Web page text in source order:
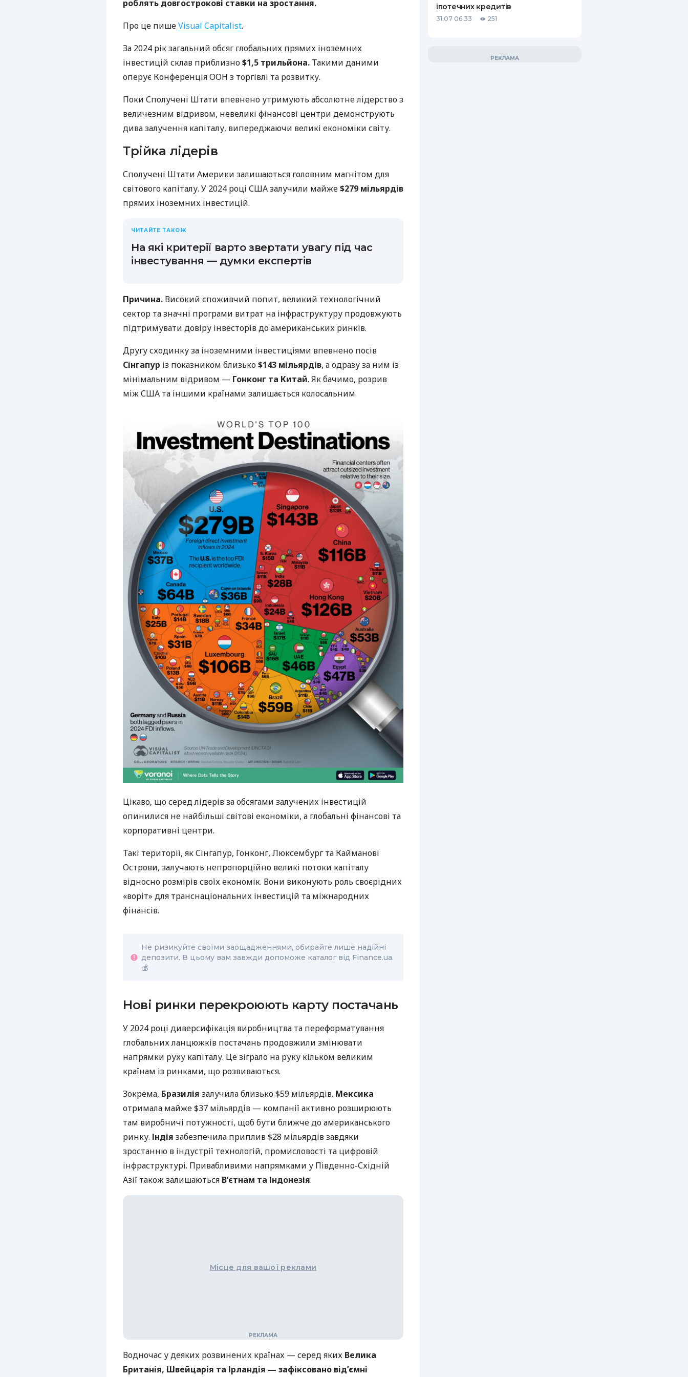
роблять довгострокові ставки на зростання.
Про це пишеVisual Capitalist.
За 2024 рік загальний обсяг глобальних прямих іноземних
інвестицій склав приблизно$1,5 трильйона. Такими даними
оперує Конференція ООН з торгівлі та розвитку.
Поки Сполучені Штати впевнено утримують абсолютне лідерство з
величезним відривом, невеликі фінансові центри демонструють
дива залучення капіталу, випереджаючи великі економіки світу.
Трійка лідерів
Сполучені Штати Америки залишаються головним магнітом для
світового капіталу. У 2024 році США залучили майже$279 мільярдів
прямих іноземних інвестицій.
ЧИТАЙТЕ ТАКОЖ
На які критерії варто звертати увагу під час
інвестування — думки експертів
Причина. Високий споживчий попит, великий технологічний
сектор та значні програми витрат на інфраструктуру продовжують
підтримувати довіру інвесторів до американських ринків.
Другу сходинку за іноземними інвестиціями впевнено посів
Сінгапур із показником близько$143 мільярдів, а одразу за ним із
мінімальним відривом — Гонконг та Китай. Як бачимо, розрив
між США та іншими країнами залишається колосальним.
Цікаво, що серед лідерів за обсягами залучених інвестицій
опинилися не найбільші світові економіки, а глобальні фінансові та
корпоративні центри.
Такі території, як Сінгапур, Гонконг, Люксембург та Кайманові
Острови, залучають непропорційно великі потоки капіталу
відносно розмірів своїх економік. Вони виконують роль своєрідних
«воріт» для транснаціональних інвестицій та міжнародних
фінансів.
Не ризикуйте своїми заощадженнями, обирайте лише надійні
депозити. В цьому вам завжди допоможе каталог від Finance.ua.
💰
Нові ринки перекроюють карту постачань
У 2024 році диверсифікація виробництва та переформатування
глобальних ланцюжків постачань продовжили змінювати
напрямки руху капіталу. Це зіграло на руку кільком великим
країнам із ринками, що розвиваються.
Зокрема, Бразилія залучила близько $59 мільярдів. Мексика
отримала майже $37 мільярдів — компанії активно розширюють
там виробничі потужності, щоб бути ближче до американського
ринку. Індія забезпечила приплив $28 мільярдів завдяки
зростанню в індустрії технологій, промисловості та цифровій
інфраструктурі. Привабливими напрямками у Південно-Східній
Азії також залишаються В’єтнам та Індонезія.
Місце для вашої реклами
Водночас у деяких розвинених країнах — серед яких Велика
Британія, Швейцарія та Ірландія — зафіксовано від’ємні
іпотечних кредитів
31.07 06:33 251